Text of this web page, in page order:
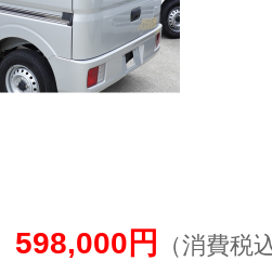
598,000円 （消費税